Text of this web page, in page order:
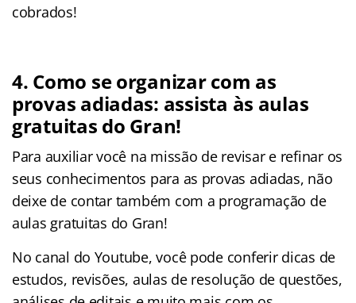
cobrados!
4. Como se organizar com as
provas adiadas: assista às aulas
gratuitas do Gran!
Para auxiliar você na missão de revisar e refinar os
seus conhecimentos para as provas adiadas, não
deixe de contar também com a programação de
aulas gratuitas do Gran!
No canal do Youtube, você pode conferir dicas de
estudos, revisões, aulas de resolução de questões,